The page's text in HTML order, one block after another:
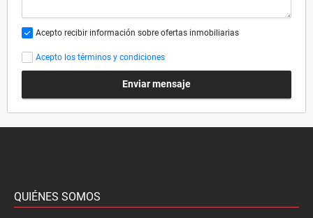
Acepto recibir información sobre ofertas inmobiliarias
Acepto los términos y condiciones
Enviar mensaje
QUIÉNES SOMOS